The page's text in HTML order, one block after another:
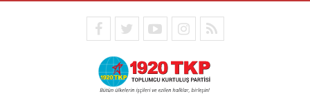
facebooktwitteryoutubeinstagram
RSS